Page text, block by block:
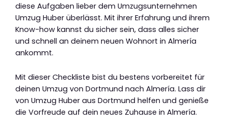
diese Aufgaben lieber dem Umzugsunternehmen
Umzug Huber überlässt. Mit ihrer Erfahrung und ihrem
Know-how kannst du sicher sein, dass alles sicher
und schnell an deinem neuen Wohnort in Almería
ankommt.
Mit dieser Checkliste bist du bestens vorbereitet für
deinen Umzug von Dortmund nach Almería. Lass dir
von Umzug Huber aus Dortmund helfen und genieße
die Vorfreude auf dein neues Zuhause in Almería.